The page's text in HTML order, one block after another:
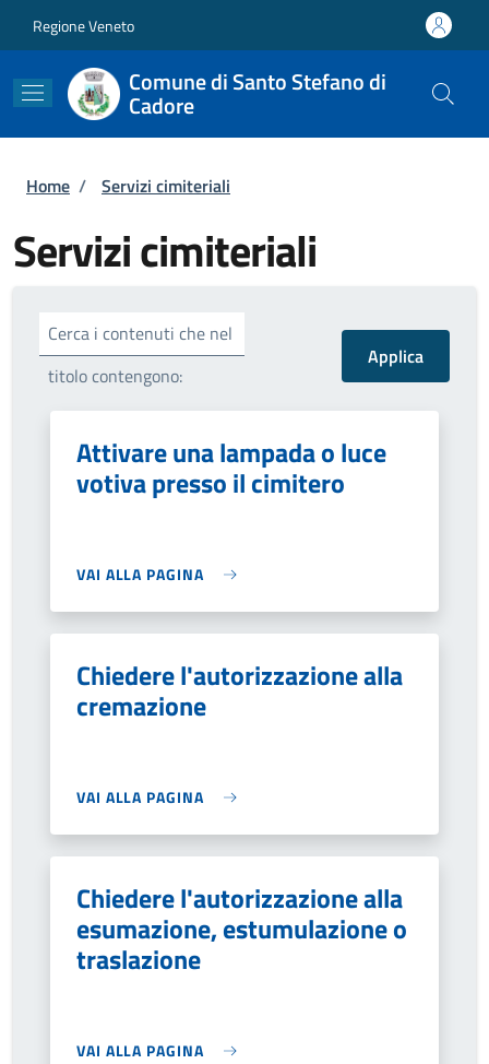
Regione Veneto
Comune di Santo Stefano di
Cadore
Briciole di pane
Home / Servizi cimiteriali
Servizi cimiteriali
Cerca i contenuti che nel
titolo contengono:
Attivare una lampada o luce
votiva presso il cimitero
VAI ALLA PAGINA
Chiedere l'autorizzazione alla
cremazione
VAI ALLA PAGINA
Chiedere l'autorizzazione alla
esumazione, estumulazione o
traslazione
VAI ALLA PAGINA